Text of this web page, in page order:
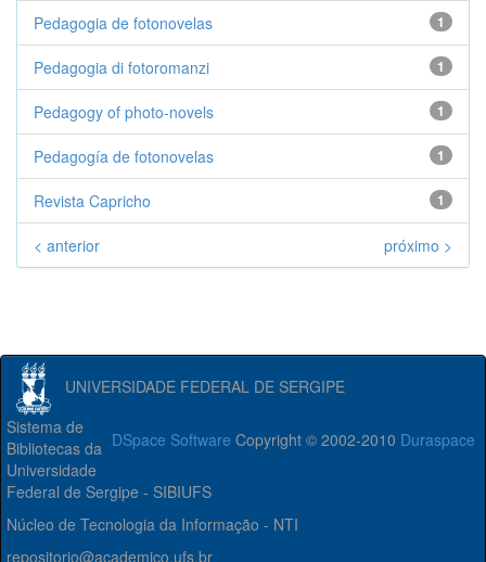
1
Pedagogia de fotonovelas
1
Pedagogia di fotoromanzi
1
Pedagogy of photo-novels
1
Pedagogía de fotonovelas
1
Revista Capricho
< anterior próximo >
UNIVERSIDADE FEDERAL DE SERGIPE
DSpace Software Copyright © 2002-2010 Duraspace
Sistema de
Bibliotecas da
Universidade
Federal de Sergipe - SIBIUFS
Núcleo de Tecnologia da Informação - NTI
repositorio@academico.ufs.br